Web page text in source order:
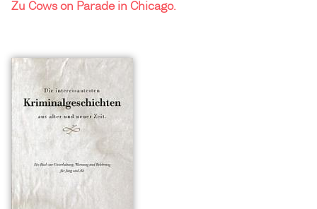
Zu Cows on Parade in Chicago.